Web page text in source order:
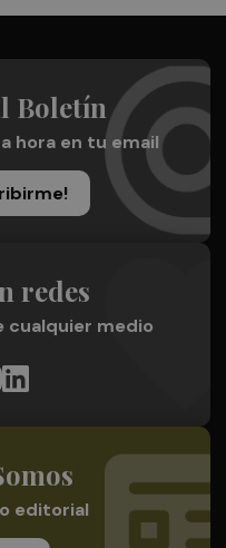
Boletín
hora en tu email
redes
cualquier medio
editorial